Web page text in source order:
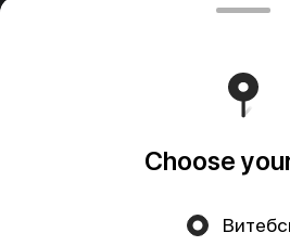
ООО "ПАДТАЙ-ГРУПП"
Свидетельство выдано Минским
03.12.2020 г. Интернет-магазин
Торговом реестре Республики
Choose